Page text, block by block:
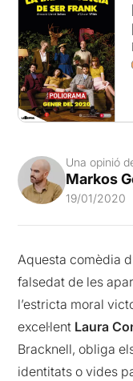
Una opinió
Markos
19/01/2020
Aquesta comèdia
falsedat de les
l’estricta moral
excel·lent Laura
Bracknell, obliga
identitats o vides